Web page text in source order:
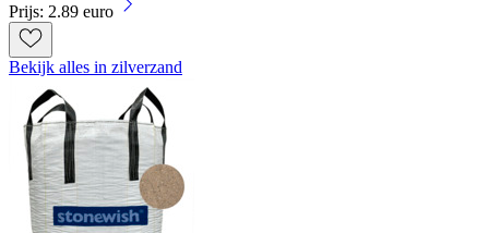
Prijs: 2.89 euro
Bekijk alles in zilverzand